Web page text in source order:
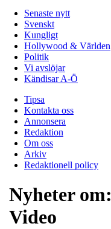
Senaste nytt
Svenskt
Kungligt
Hollywood & Världen
Politik
Vi avslöjar
Kändisar A-Ö
Tipsa
Kontakta oss
Annonsera
Redaktion
Om oss
Arkiv
Redaktionell policy
Nyheter om:
Video